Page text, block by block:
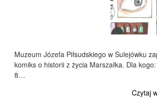
Muzeum Józefa Piłsudskiego w Sulejówku
komiks o historii z życia Marszałka. Dla
8…
Czytaj